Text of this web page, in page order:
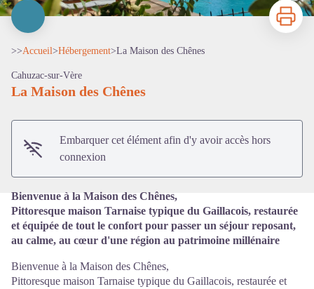
Imprimer
>>Accueil>Hébergement>La Maison des Chênes
Cahuzac-sur-Vère
La Maison des Chênes
Embarquer cet élément afin d'y avoir accès hors
connexion
Bienvenue à la Maison des Chênes,
Pittoresque maison Tarnaise typique du Gaillacois, restaurée
et équipée de tout le confort pour passer un séjour reposant,
au calme, au cœur d'une région au patrimoine millénaire
Bienvenue à la Maison des Chênes,
Pittoresque maison Tarnaise typique du Gaillacois, restaurée et